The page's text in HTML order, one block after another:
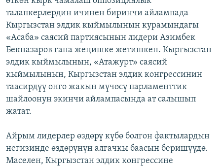
талапкерлердин ичинен биринчи айлампада
Кыргызстан элдик кыймылынын курамындагы
«Асаба» саясий партиясынын лидери Азимбек
Бекназаров гана жеңишке жетишкен. Кыргызстан
элдик кыймылынын, «Атажурт» саясий
кыймылынын, Кыргызстан элдик конгрессинин
таасирдүү онго жакын мүчөсү парламенттик
шайлоонун экинчи айлампасында ат салышып
жатат.
Айрым лидерлер өздөрү күбө болгон фактылардын
негизинде өздөрүнүн алгачкы баасын беришүүдө.
Маселен, Кыргызстан элдик конгрессине